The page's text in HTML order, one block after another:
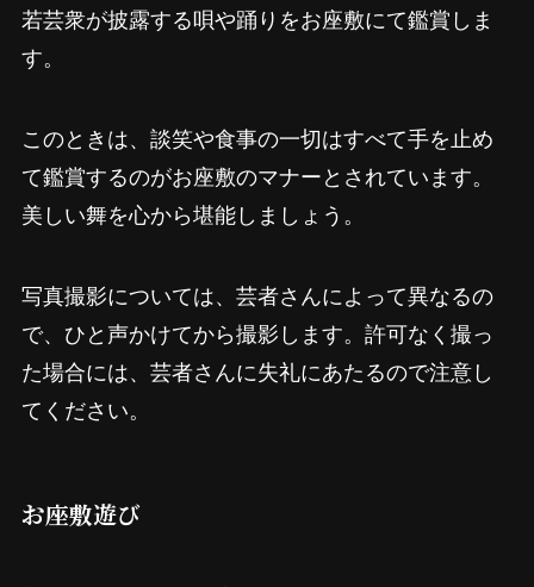
若芸衆が披露する唄や踊りをお座敷にて鑑賞しま
す。
このときは、談笑や食事の一切はすべて手を止め
て鑑賞するのがお座敷のマナーとされています。
美しい舞を心から堪能しましょう。
写真撮影については、芸者さんによって異なるの
で、ひと声かけてから撮影します。許可なく撮っ
た場合には、芸者さんに失礼にあたるので注意し
てください。
お座敷遊び